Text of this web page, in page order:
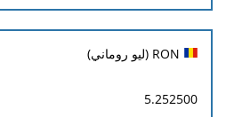
5.252500